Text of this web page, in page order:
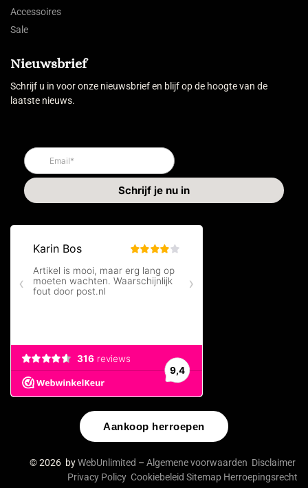
Accessoires
Sale
Nieuwsbrief
Schrijf u in voor onze nieuwsbrief en blijf op de hoogte van de
laatste nieuws.
Aankoop herroepen
© 2026 byWebUnlimited – Algemene voorwaarden Disclaimer
Privacy Policy Cookiebeleid Sitemap Herroepingsrecht